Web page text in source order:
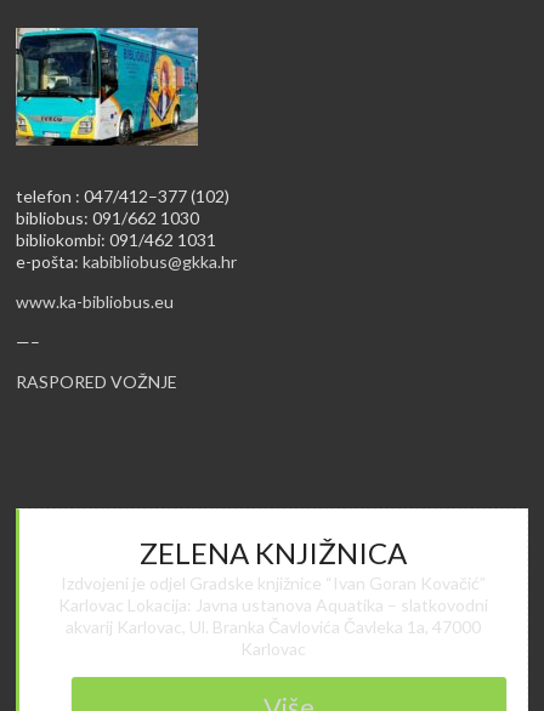
telefon : 047/412–377 (102)
bibliobus: 091/662 1030
bibliokombi: 091/462 1031
e-pošta:kabibliobus@gkka.hr
www.ka-bibliobus.eu
—–
RASPORED VOŽNJE
ZELENA KNJIŽNICA
Izdvojeni je odjel Gradske knjižnice “Ivan Goran Kovačić”
Karlovac Lokacija: Javna ustanova Aquatika – slatkovodni
akvarij Karlovac, Ul. Branka Čavlovića Čavleka 1a, 47000
Karlovac